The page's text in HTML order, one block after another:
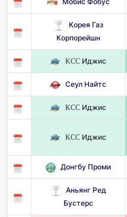
Корея Газ
Корпорейшн
KCC Иджис
Сеул Найтс
KCC Иджис
KCC Иджис
Донгбу Проми
Аньянг Ред
Бустерс